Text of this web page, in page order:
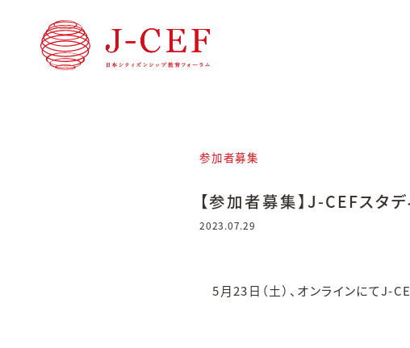
参加者募集
【参加者募集】J-CEFスタ
2023.07.29
5月23日（土）、オンラインにてJ-